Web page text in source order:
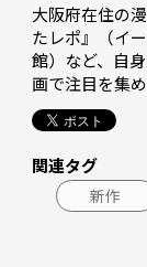
大阪府在住の
たレポ』（イ
館）など、自
画で注目を集
関連タグ
新作